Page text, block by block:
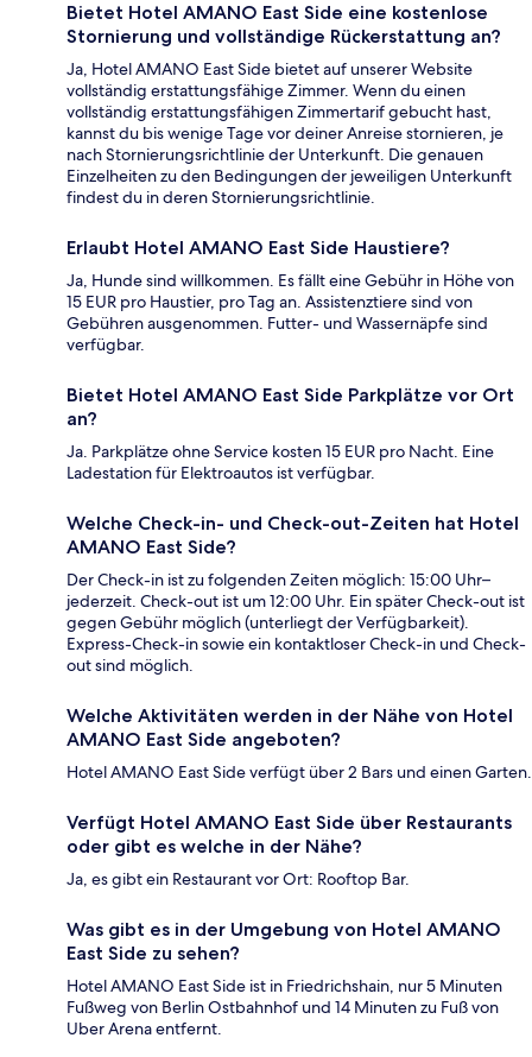
Bietet Hotel AMANO East Side eine kostenlose
Stornierung und vollständige Rückerstattung an?
Ja, Hotel AMANO East Side bietet auf unserer Website
vollständig erstattungsfähige Zimmer. Wenn du einen
vollständig erstattungsfähigen Zimmertarif gebucht hast,
kannst du bis wenige Tage vor deiner Anreise stornieren, je
nach Stornierungsrichtlinie der Unterkunft. Die genauen
Einzelheiten zu den Bedingungen der jeweiligen Unterkunft
findest du in deren Stornierungsrichtlinie.
Erlaubt Hotel AMANO East Side Haustiere?
Ja, Hunde sind willkommen. Es fällt eine Gebühr in Höhe von
15 EUR pro Haustier, pro Tag an. Assistenztiere sind von
Gebühren ausgenommen. Futter- und Wassernäpfe sind
verfügbar.
Bietet Hotel AMANO East Side Parkplätze vor Ort
an?
Ja. Parkplätze ohne Service kosten 15 EUR pro Nacht. Eine
Ladestation für Elektroautos ist verfügbar.
Welche Check-in- und Check-out-Zeiten hat Hotel
AMANO East Side?
Der Check-in ist zu folgenden Zeiten möglich: 15:00 Uhr–
jederzeit. Check-out ist um 12:00 Uhr. Ein später Check-out ist
gegen Gebühr möglich (unterliegt der Verfügbarkeit).
Express-Check-in sowie ein kontaktloser Check-in und Check-
out sind möglich.
Welche Aktivitäten werden in der Nähe von Hotel
AMANO East Side angeboten?
Hotel AMANO East Side verfügt über 2 Bars und einen Garten.
Verfügt Hotel AMANO East Side über Restaurants
oder gibt es welche in der Nähe?
Ja, es gibt ein Restaurant vor Ort: Rooftop Bar.
Was gibt es in der Umgebung von Hotel AMANO
East Side zu sehen?
Hotel AMANO East Side ist in Friedrichshain, nur 5 Minuten
Fußweg von Berlin Ostbahnhof und 14 Minuten zu Fuß von
Uber Arena entfernt.